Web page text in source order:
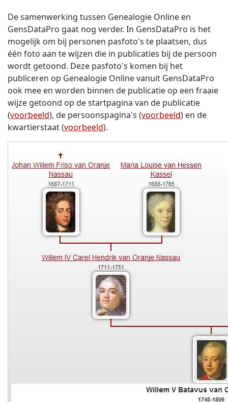
De samenwerking tussen Genealogie Online en
GensDataPro gaat nog verder. In GensDataPro is het
mogelijk om bij personen pasfoto's te plaatsen, dus
één foto aan te wijzen die in publicaties bij de persoon
wordt getoond. Deze pasfoto's komen bij het
publiceren op Genealogie Online vanuit GensDataPro
ook mee en worden binnen de publicatie op een fraaie
wijze getoond op de startpagina van de publicatie
(voorbeeld), de persoonspagina's (voorbeeld) en de
kwartierstaat (voorbeeld).